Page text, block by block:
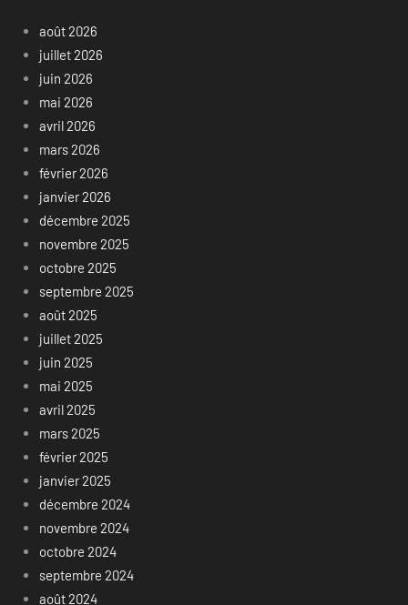
août 2026
juillet 2026
juin 2026
mai 2026
avril 2026
mars 2026
février 2026
janvier 2026
décembre 2025
novembre 2025
octobre 2025
septembre 2025
août 2025
juillet 2025
juin 2025
mai 2025
avril 2025
mars 2025
février 2025
janvier 2025
décembre 2024
novembre 2024
octobre 2024
septembre 2024
août 2024